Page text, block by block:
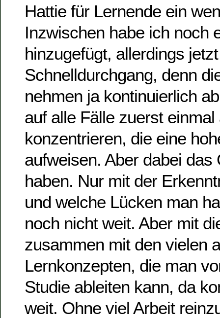
Hattie für Lernende ein
Inzwischen habe ich noch
hinzugefügt, allerdings
Schnelldurchgang, denn
nehmen ja kontinuierlich
auf alle Fälle zuerst
konzentrieren, die eine
aufweisen. Aber dabei das
haben. Nur mit der
und welche Lücken man
noch nicht weit. Aber mit
zusammen mit den vielen
Lernkonzepten, die man
Studie ableiten kann, da
weit. Ohne viel Arbeit